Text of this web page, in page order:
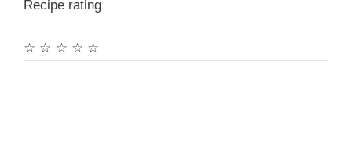
Recipe rating
☆
☆
☆
☆
☆